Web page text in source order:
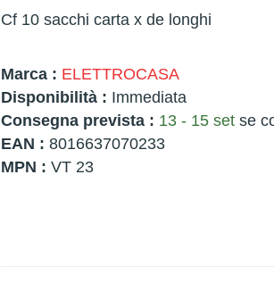
Cf 10 sacchi carta x de longhi
Marca : ELETTROCASA
Disponibilità : Immediata
Consegna prevista : 13 - 15 setse
EAN : 8016637070233
MPN : VT 23